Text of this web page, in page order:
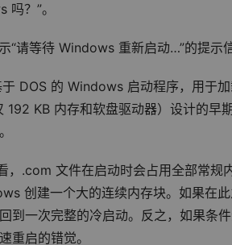
？”。
“请等待 Windows 重新启动…”的提示
DOS 的 Windows 启动程序，用于
192 KB 内存和软盘驱动器）设计的早
，.com 文件在启动时会占用全部常
创建一个大的连续内存块。如果在
到一次完整的冷启动。反之，如果条
重启的错觉。